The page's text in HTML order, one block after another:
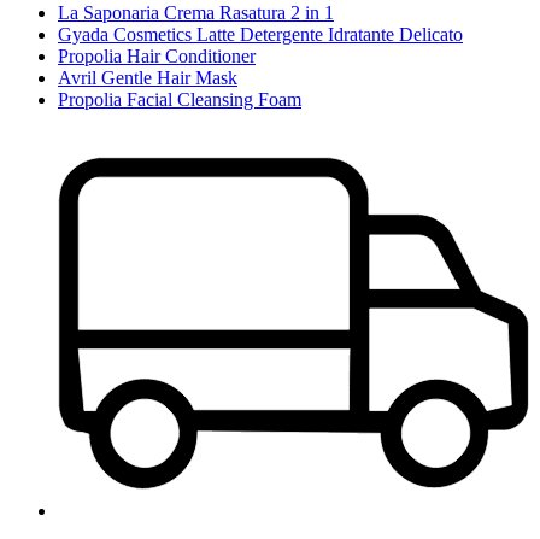
La Saponaria Crema Rasatura 2 in 1
Gyada Cosmetics Latte Detergente Idratante Delicato
Propolia Hair Conditioner
Avril Gentle Hair Mask
Propolia Facial Cleansing Foam